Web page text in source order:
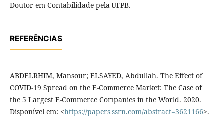
Doutor em Contabilidade pela UFPB.
REFERÊNCIAS
ABDELRHIM, Mansour; ELSAYED, Abdullah. The Effect of
COVID-19 Spread on the E-Commerce Market: The Case of
the 5 Largest E-Commerce Companies in the World. 2020.
Disponível em: <https://papers.ssrn.com/abstract=3621166>.